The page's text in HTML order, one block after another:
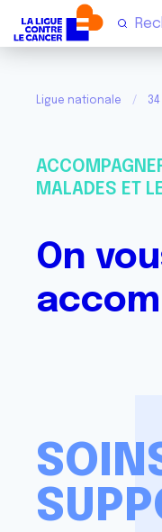
Ligue nationale
MALADES ET
On